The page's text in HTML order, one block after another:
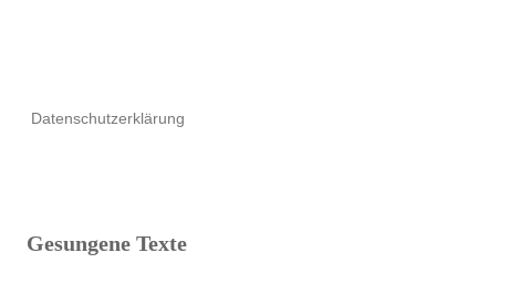
Datenschutzerklärung
Gesungene Texte